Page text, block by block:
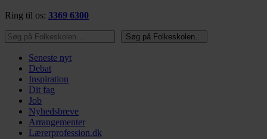
Ring til os: 3369 6300
Søg på Folkeskolen…
Søg på Folkeskolen…
Seneste nyt
Debat
Inspiration
Dit fag
Job
Nyhedsbreve
Arrangementer
Lærerprofession.dk